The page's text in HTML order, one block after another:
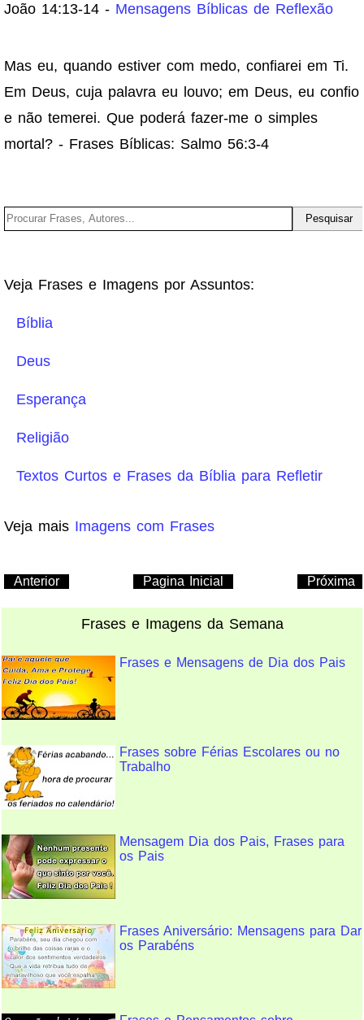
João 14:13-14 - Mensagens Bíblicas de Reflexão
Mas eu, quando estiver com medo, confiarei em Ti.
Em Deus, cuja palavra eu louvo; em Deus, eu confio
e não temerei. Que poderá fazer-me o simples
mortal? - Frases Bíblicas: Salmo 56:3-4
Veja Frases e Imagens por Assuntos:
Bíblia
Deus
Esperança
Religião
Textos Curtos e Frases da Bíblia para Refletir
Veja mais Imagens com Frases
Anterior Próxima
Pagina Inicial
Frases e Imagens da Semana
Frases e Mensagens de Dia dos Pais
Frases sobre Férias Escolares ou no
Trabalho
Mensagem Dia dos Pais, Frases para
os Pais
Frases Aniversário: Mensagens para Dar
os Parabéns